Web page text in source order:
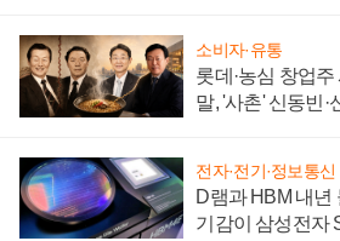
소비자·유통
롯데·농심 창업
말, '사촌' 신동빈·
전자·전기·정보통신
D램과 HBM 내년
기감이 삼성전자